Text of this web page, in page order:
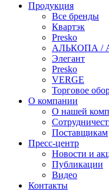
Продукция
Все бренды
Квартэк
Presko
АЛЬКОПА /
Элегант
Presko
VERGE
Торговое
О компании
О нашей
Поставщикам
Пресс-центр
Новости и
Публикации
Видео
Контакты